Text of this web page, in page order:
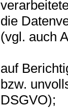
die
(vgl. auch
auf
bzw.
DSGVO);